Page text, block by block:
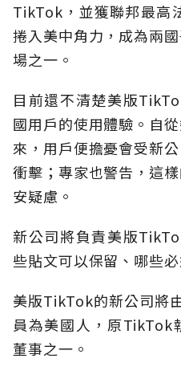
TikTok，並獲聯邦最高
捲入美中角力，成為兩
場之一。
目前還不清楚美版
國用戶的使用體驗。自
來，用戶便擔憂會受新
衝擊；專家也警告，這
安疑慮。
新公司將負責美版
些貼文可以保留、哪些必
美版TikTok的新公司將
員為美國人，原TikTok
董事之一。